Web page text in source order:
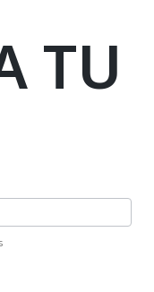
TU